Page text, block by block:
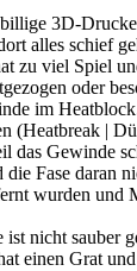
3D-
alles schief
zu viel Spiel
oder
im
(Heatbreak |
das Gewinde
Fase daran
wurden und
nicht sauber
einen Grat